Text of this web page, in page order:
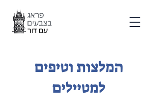
המלצות וטיפים
למטיילים